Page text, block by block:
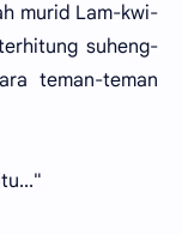
murid Lam-kwi-
suheng-
teman-teman